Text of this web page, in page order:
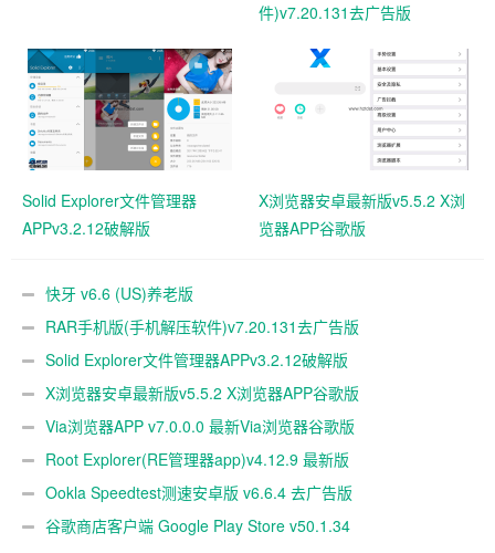
件)v7.20.131去广告版
Solid Explorer文件管理器
APPv3.2.12破解版
X浏览器安卓最新版v5.5.2 X浏
览器APP谷歌版
快牙 v6.6 (US)养老版
RAR手机版(手机解压软件)v7.20.131去广告版
Solid Explorer文件管理器APPv3.2.12破解版
X浏览器安卓最新版v5.5.2 X浏览器APP谷歌版
Via浏览器APP v7.0.0.0 最新Via浏览器谷歌版
Root Explorer(RE管理器app)v4.12.9 最新版
Ookla Speedtest测速安卓版 v6.6.4 去广告版
谷歌商店客户端 Google Play Store v50.1.34